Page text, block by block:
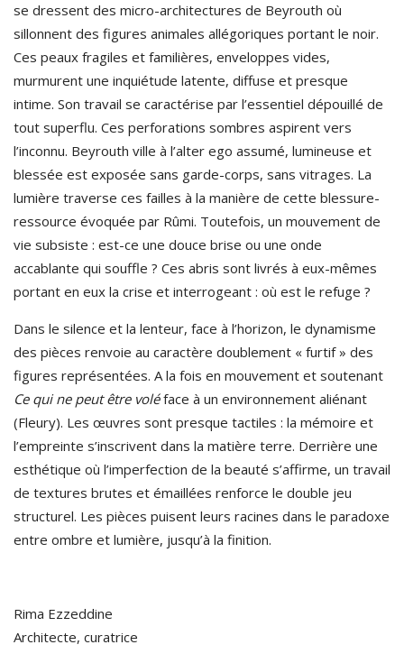
se dressent des micro-architectures de Beyrouth où
sillonnent des figures animales allégoriques portant le noir.
Ces peaux fragiles et familières, enveloppes vides,
murmurent une inquiétude latente, diffuse et presque
intime. Son travail se caractérise par l’essentiel dépouillé de
tout superflu. Ces perforations sombres aspirent vers
l’inconnu. Beyrouth ville à l’alter ego assumé, lumineuse et
blessée est exposée sans garde-corps, sans vitrages. La
lumière traverse ces failles à la manière de cette blessure-
ressource évoquée par Rûmi. Toutefois, un mouvement de
vie subsiste : est-ce une douce brise ou une onde
accablante qui souffle ? Ces abris sont livrés à eux-mêmes
portant en eux la crise et interrogeant : où est le refuge ?
Dans le silence et la lenteur, face à l’horizon, le dynamisme
des pièces renvoie au caractère doublement « furtif » des
figures représentées. A la fois en mouvement et soutenant
Ce qui ne peut être voléface à un environnement aliénant
(Fleury). Les œuvres sont presque tactiles : la mémoire et
l’empreinte s’inscrivent dans la matière terre. Derrière une
esthétique où l’imperfection de la beauté s’affirme, un travail
de textures brutes et émaillées renforce le double jeu
structurel. Les pièces puisent leurs racines dans le paradoxe
entre ombre et lumière, jusqu’à la finition.
Rima Ezzeddine
Architecte, curatrice